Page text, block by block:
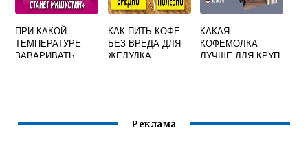
ПРИ КАКОЙ
ТЕМПЕРАТУРЕ
ЗАВАРИВАТЬ
КАК ПИТЬ КОФЕ
БЕЗ ВРЕДА ДЛЯ
ЖЕЛУДКА
КАКАЯ
КОФЕМОЛКА
ЛУЧШЕ ДЛЯ КРУП
Реклама